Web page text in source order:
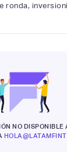
ronda,
NO DISPONIBLE